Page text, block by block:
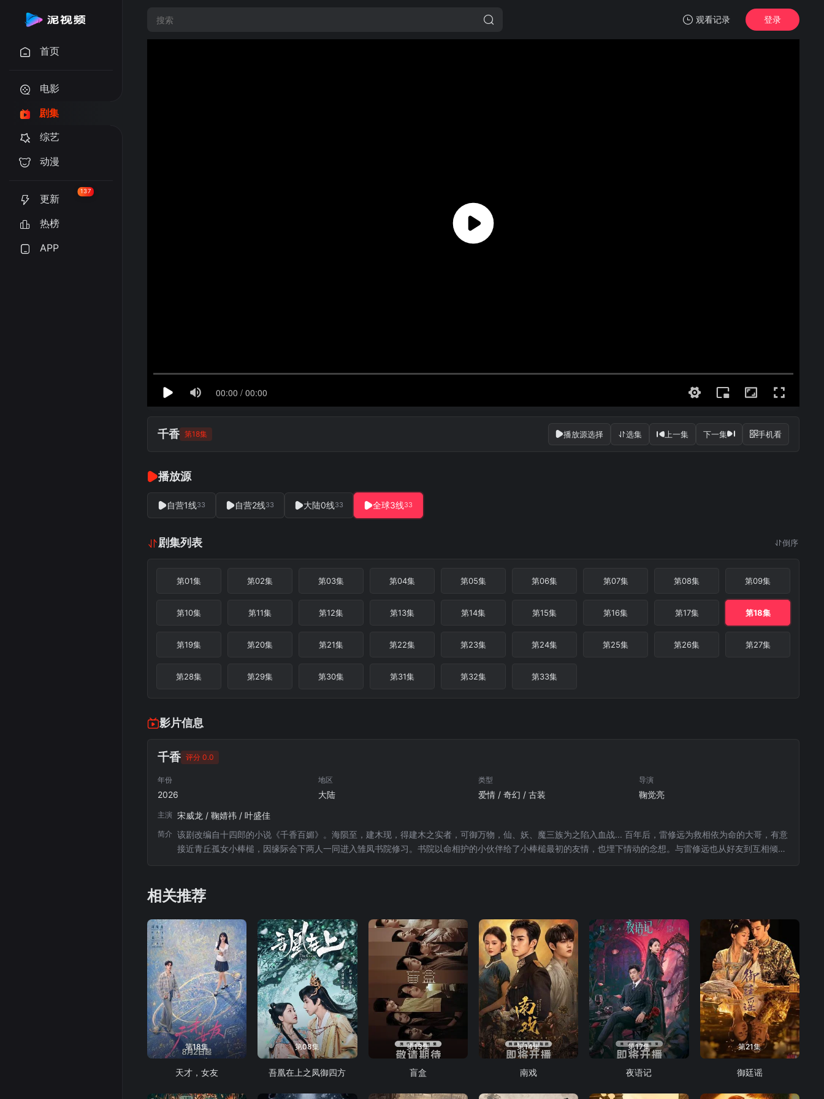
观看记录 登录
首页
电影
剧集
综艺
动漫
更新
137
热榜
APP
千香 第18集 播放源选择 选集 上一集 下一集 手机看
播放源
自营1线33 自营2线33 大陆0线33 全球3线33
剧集列表 倒序
第01集 第02集 第03集 第04集 第05集 第06集 第07集 第08集 第09集
第10集 第11集 第12集 第13集 第14集 第15集 第16集 第17集 第18集
第19集 第20集 第21集 第22集 第23集 第24集 第25集 第26集 第27集
第28集 第29集 第30集 第31集 第32集 第33集
影片信息
千香 评分 0.0
年份
2026
地区
大陆
类型
爱情 / 奇幻 / 古装
导演
鞠觉亮
主演 宋威龙 / 鞠婧祎 / 叶盛佳
简介 该剧改编自十四郎的小说《千香百媚》。海陨至，建木现，得建木之实者，可御万物，仙、妖、魔三族为之陷入血战... 百年后，雷修远为救相依为命的大哥，有意
接近青丘孤女小棒槌，因缘际会下两人一同进入雏凤书院修习。书院以命相护的小伙伴给了小棒槌最初的友情，也埋下情动的念想。与雷修远也从好友到互相倾
相关推荐
第18集
天才，女友
第08集
吾凰在上之凤御四方
第13集
盲盒
第14集
南戏
第17集
夜语记
第21集
御廷谣